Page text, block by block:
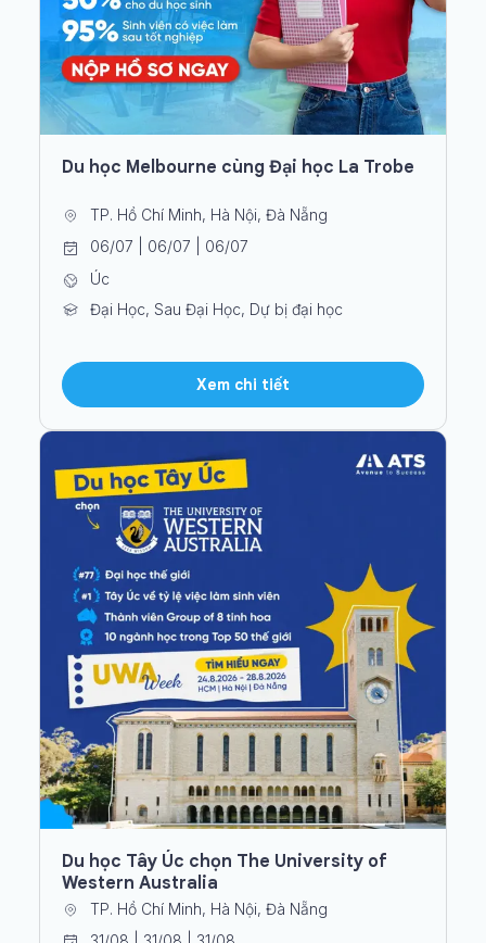
Du học Melbourne cùng Đại học La Trobe
TP. Hồ Chí Minh, Hà Nội, Đà Nẵng
06/07 | 06/07 | 06/07
Úc
Đại Học, Sau Đại Học, Dự bị đại học
Xem chi tiết
Du học Tây Úc chọn The University of
Western Australia
TP. Hồ Chí Minh, Hà Nội, Đà Nẵng